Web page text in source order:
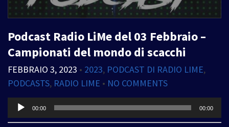
Podcast Radio LiMe del 03 Febbraio –
Campionati del mondo di scacchi
FEBBRAIO 3, 2023 • 2023, PODCAST DI RADIO LIME,
PODCASTS, RADIO LIME • NO COMMENTS
Audio
Player
00:00 00:00